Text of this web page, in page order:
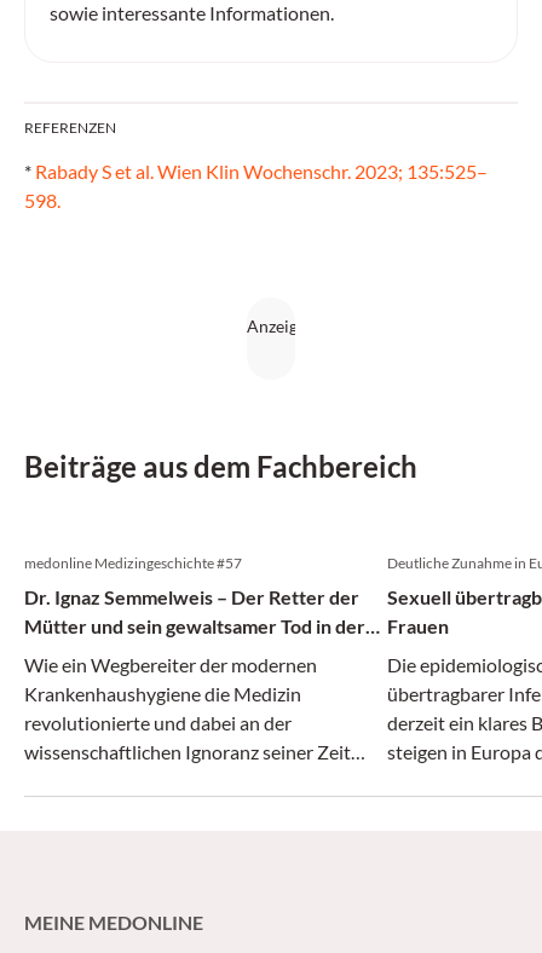
sowie interessante Informationen.
REFERENZEN
* Rabady S et al. Wien Klin Wochenschr. 2023; 135:525–
598.
Beiträge aus dem Fachbereich
medonline Medizingeschichte #57
Dr. Ignaz Semmelweis – Der Retter der
Mütter und sein gewaltsamer Tod in der
Irrenanstalt
Wie ein Wegbereiter der modernen
Krankenhaushygiene die Medizin
revolutionierte und dabei an der
wissenschaftlichen Ignoranz seiner Zeit
Deutliche Zunahme in
Sexuell
Frauen
Die
übertragbarer
derzeit ein klares
steigen in Europa
MEINE MEDONLINE